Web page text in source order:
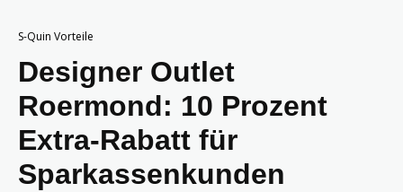
S-Quin Vorteile
Designer Outlet
Roermond: 10 Prozent
Extra-Rabatt für
Sparkassenkunden